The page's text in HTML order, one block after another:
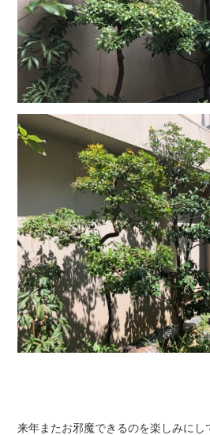
来年またお邪魔できるのを楽しみにし